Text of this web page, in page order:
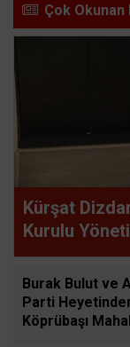
Çok
Kürşat
Kurulu
Açıkladı
Burak Bulut ve
Parti
Köprübaşı